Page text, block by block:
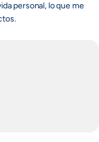
personal, lo que me